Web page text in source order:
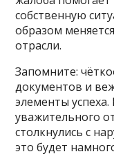
собственную
образом
отрасли.
Запомните:
документов и
элементы
уважительного
столкнулись с
это будет